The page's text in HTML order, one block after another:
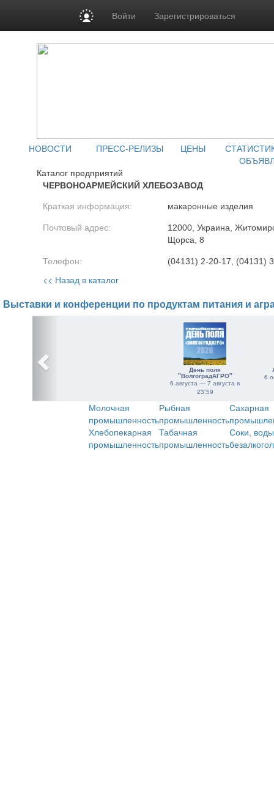
Войти Зарегистрироваться
НОВОСТИ ПРЕСС-РЕЛИЗЫ ЦЕНЫ
Каталог предприятий
ЧЕРВОНОАРМЕЙСКИЙ ХЛЕБОЗАВОД
Краткая информация: макаронные изделия
Почтовый адрес:
12000, Украина,
Щорса, 8
Телефон: (04131) 2-20-17, (04131)
<< Назад в каталог
Выставки и конференции по продуктам питания и
День поля
"ВолгоградАГРО"
6 августа — 7 августа в
23:59
6
Молочная
промышленность
Рыбная
промышленность
Сахарная
Хлебопекарная
промышленность
Табачная
промышленность
Соки,